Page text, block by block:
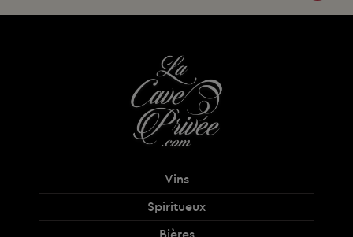
Vins
Spiritueux
Bières